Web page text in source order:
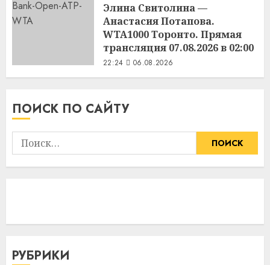
Элина Свитолина —
Анастасия Потапова.
WTA1000 Торонто. Прямая
трансляция 07.08.2026 в 02:00
22:24 06.08.2026
ПОИСК ПО САЙТУ
Найти:
РУБРИКИ